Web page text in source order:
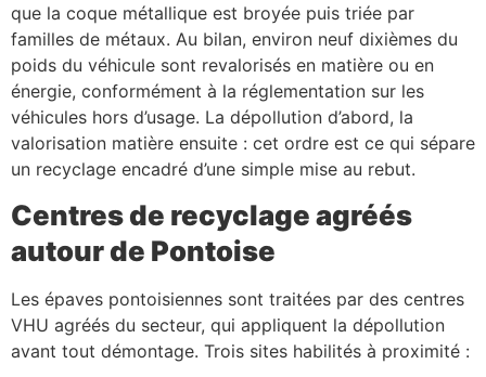
que la coque métallique est broyée puis triée par
familles de métaux. Au bilan, environ neuf dixièmes du
poids du véhicule sont revalorisés en matière ou en
énergie, conformément à la réglementation sur les
véhicules hors d’usage. La dépollution d’abord, la
valorisation matière ensuite : cet ordre est ce qui sépare
un recyclage encadré d’une simple mise au rebut.
Centres de recyclage agréés
autour de Pontoise
Les épaves pontoisiennes sont traitées par des centres
VHU agréés du secteur, qui appliquent la dépollution
avant tout démontage. Trois sites habilités à proximité :